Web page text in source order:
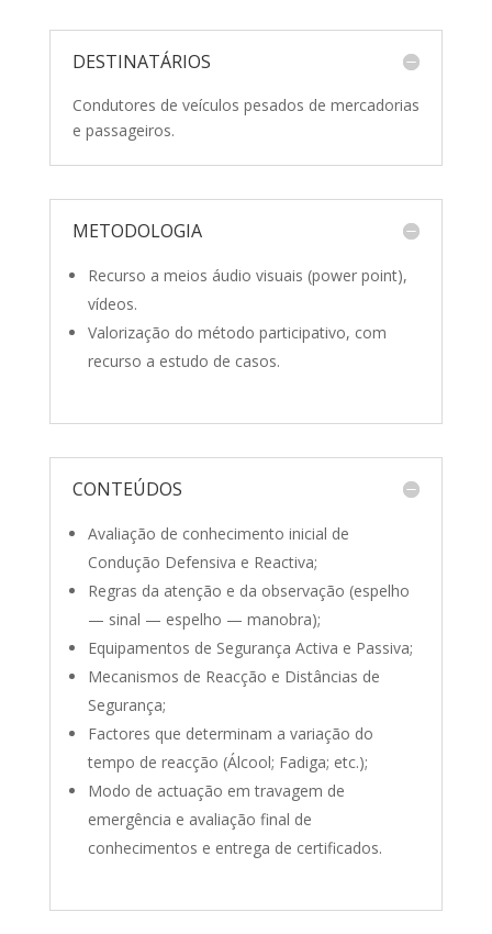
DESTINATÁRIOS
Condutores de veículos pesados de mercadorias
e passageiros.
METODOLOGIA
Recurso a meios áudio visuais (power point),
vídeos.
Valorização do método participativo, com
recurso a estudo de casos.
CONTEÚDOS
Avaliação de conhecimento inicial de
Condução Defensiva e Reactiva;
Regras da atenção e da observação (espelho
— sinal — espelho — manobra);
Equipamentos de Segurança Activa e Passiva;
Mecanismos de Reacção e Distâncias de
Segurança;
Factores que determinam a variação do
tempo de reacção (Álcool; Fadiga; etc.);
Modo de actuação em travagem de
emergência e avaliação final de
conhecimentos e entrega de certificados.